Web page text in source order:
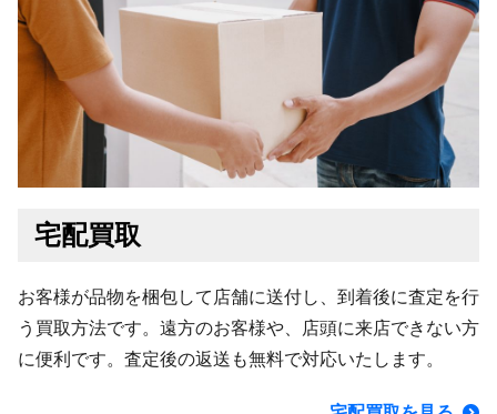
宅配買取
お客様が品物を梱包して店舗に送付し、到着後に査定を行
う買取方法です。遠方のお客様や、店頭に来店できない方
に便利です。査定後の返送も無料で対応いたします。